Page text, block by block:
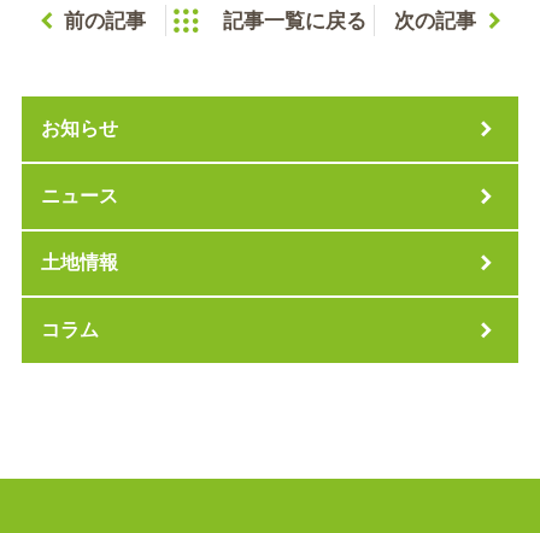
前の記事 記事一覧に戻る 次の記事
お知らせ
ニュース
土地情報
コラム